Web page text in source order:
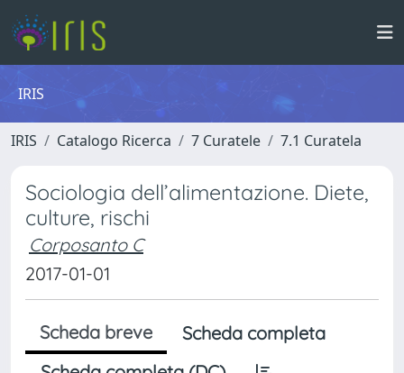
IRIS
IRIS Catalogo Ricerca 7 Curatele 7.1 Curatela
Sociologia dell’alimentazione. Diete,
culture, rischi
Corposanto C
2017-01-01
Scheda breve
Scheda completa